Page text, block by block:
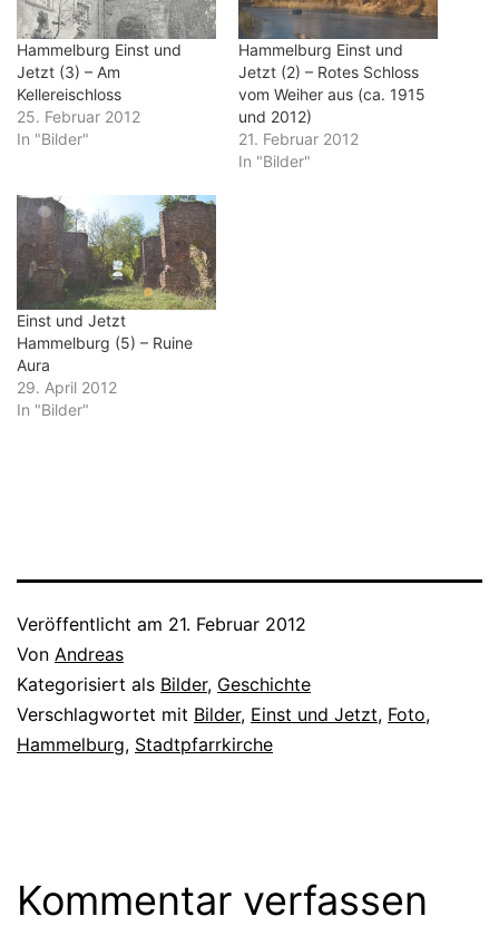
Hammelburg Einst und
Jetzt (3) – Am
Kellereischloss
25. Februar 2012
In "Bilder"
Hammelburg Einst und
Jetzt (2) – Rotes Schloss
vom Weiher aus (ca. 1915
und 2012)
21. Februar 2012
In "Bilder"
Einst und Jetzt
Hammelburg (5) – Ruine
Aura
29. April 2012
In "Bilder"
Veröffentlicht am 21. Februar 2012
Von Andreas
Kategorisiert als Bilder, Geschichte
Verschlagwortet mit Bilder, Einst und Jetzt, Foto,
Hammelburg, Stadtpfarrkirche
Kommentar verfassen